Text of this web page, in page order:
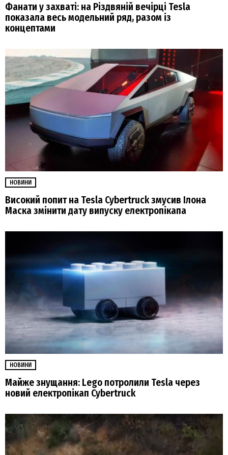
Фанати у захваті: на Різдвяній вечірці Tesla
показала весь модельний ряд, разом із
концептами
НОВИНИ
Високий попит на Tesla Cybertruck змусив Ілона
Маска змінити дату випуску електропікапа
НОВИНИ
Майже знущання: Lego потролили Tesla через
новий електропікап Cybertruck